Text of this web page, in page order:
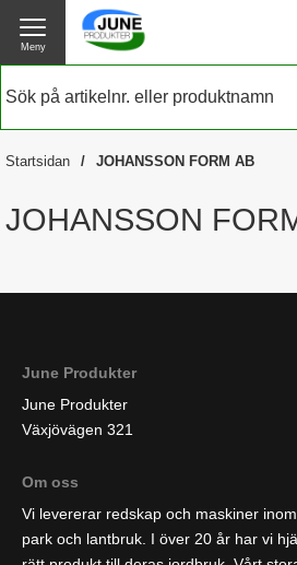
0476 - 185560
Meny
Startsidan JOHANSSON FORM AB
JOHANSSON
June Produkter
June Produkter
Växjövägen 321
Om oss
Vi levererar redskap och maskiner
park och lantbruk. I över 20 år har vi